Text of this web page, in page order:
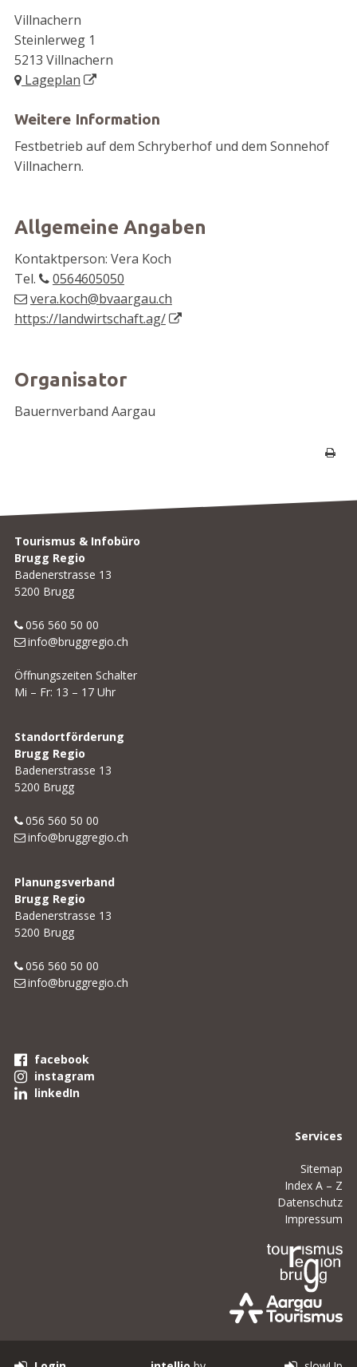
Villnachern
Steinlerweg 1
5213 Villnachern
Lageplan
Weitere Information
Festbetrieb auf dem Schryberhof und dem Sonnehof
Villnachern.
Allgemeine Angaben
Kontaktperson: Vera Koch
Tel.
0564605050
vera.koch@bvaargau.ch
https://landwirtschaft.ag/
Organisator
Bauernverband Aargau
Footer
Tourismus & Infobüro
Brugg Regio
Badenerstrasse 13
5200 Brugg
056 560 50 00
info@bruggregio.ch
Öffnungszeiten Schalter
Mi – Fr: 13 – 17 Uhr
Standortförderung
Brugg Regio
Badenerstrasse 13
5200 Brugg
056 560 50 00
info@bruggregio.ch
Planungsverband
Brugg Regio
Badenerstrasse 13
5200 Brugg
056 560 50 00
info@bruggregio.ch
facebook
instagram
linkedIn
Services
Sitemap
Index A – Z
Datenschutz
Impressum